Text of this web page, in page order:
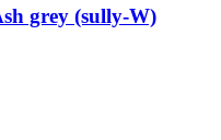
grey (sully-W)